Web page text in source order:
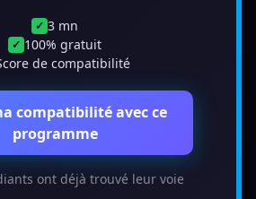
✓ 3 mn
✓ 100% gratuit
de compatibilité
compatibilité avec ce
programme
ont déjà trouvé leur voie